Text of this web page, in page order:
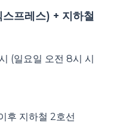
프레스) + 지하철
(일요일 오전 8시 시
후 지하철 2호선